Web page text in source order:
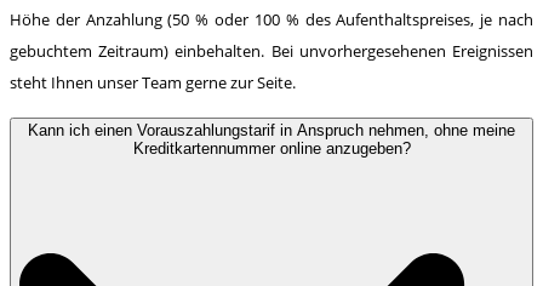
Höhe der Anzahlung (50 % oder 100 % des Aufenthaltspreises, je nach
gebuchtem Zeitraum) einbehalten. Bei unvorhergesehenen Ereignissen
steht Ihnen unser Team gerne zur Seite.
Kann ich einen Vorauszahlungstarif in Anspruch nehmen, ohne meine
Kreditkartennummer online anzugeben?